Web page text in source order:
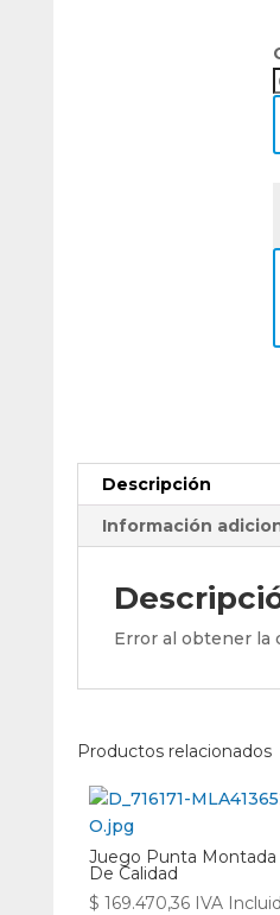
Descripción
Información
Error al obtener la
Productos relacionados
Juego Punta
De Calidad
$ 169.470,36 IVA